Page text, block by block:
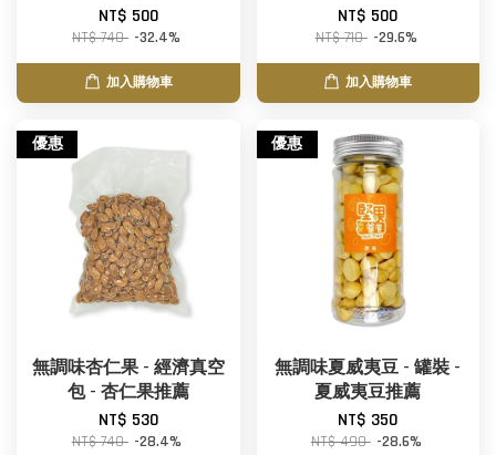
NT$ 500
NT$ 740 -32.4%
加入購物車
NT$ 500
NT$ 710 -29.6%
加入購物車
優惠
無調味杏仁果 - 經濟真空
包 - 杏仁果推薦
NT$ 530
NT$ 740 -28.4%
優惠
無調味夏威夷豆 - 罐裝 -
夏威夷豆推薦
NT$ 350
NT$ 490 -28.6%